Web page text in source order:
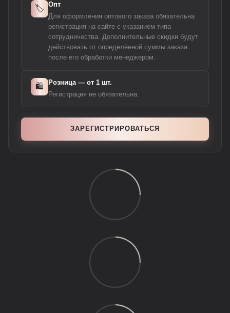
🏷️ Опт
Для оформления оптового заказа обязательна
регистрация на сайте с указанием типа
сотрудничества. Дополнительные скидки будут
действовать от определённой суммы заказа
после его обработки менеджером.
🛍️ Розница — от 1 шт.
Регистрация не обязательна.
ЗАРЕГИСТРИРОВАТЬСЯ